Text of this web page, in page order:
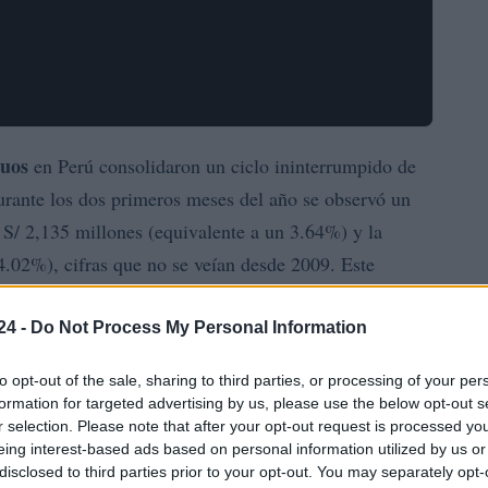
- Do Not Process My Personal Information
opt-out of the sale, sharing to third parties, or processing of your
for targeted advertising by us, please use the below opt-out
selection. Please note that after your opt-out request is processed
interest-based ads based on personal information utilized by us
to third parties prior to your opt-out. You may separately
en Perú consolidaron un ciclo ininterrumpido de
los dos primeros meses del año se observó un
2,135 millones (equivalente a un 3.64%) y la
cifras que no se veían desde 2009. Este
por la revalorización de activos, y refleja un
ahorros a través defondosorganizados y
de Fondos del Perú (FMP), el patrimonio
al cierre de febrero, lo que supone un avance de